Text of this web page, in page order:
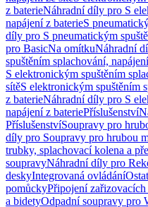
z baterieNáhradní díly pro S
napájení z baterieS
díly pro S pneumatickým
pro BasicNa omítkuNáhradní
spuštěním splachování,
S elektronickým spuštěním
sítěS elektronickým spuštěním
z baterieNáhradní díly pro S
napájení z bateriePříslušenství
PříslušenstvíSoupravy pro
díly pro Soupravy pro hrubou
trubky, splachovací kolena a
soupravyNáhradní díly pro
deskyIntegrovaná ovládání
pomůckyPřipojení
a bidetyOdpadní soupravy pro